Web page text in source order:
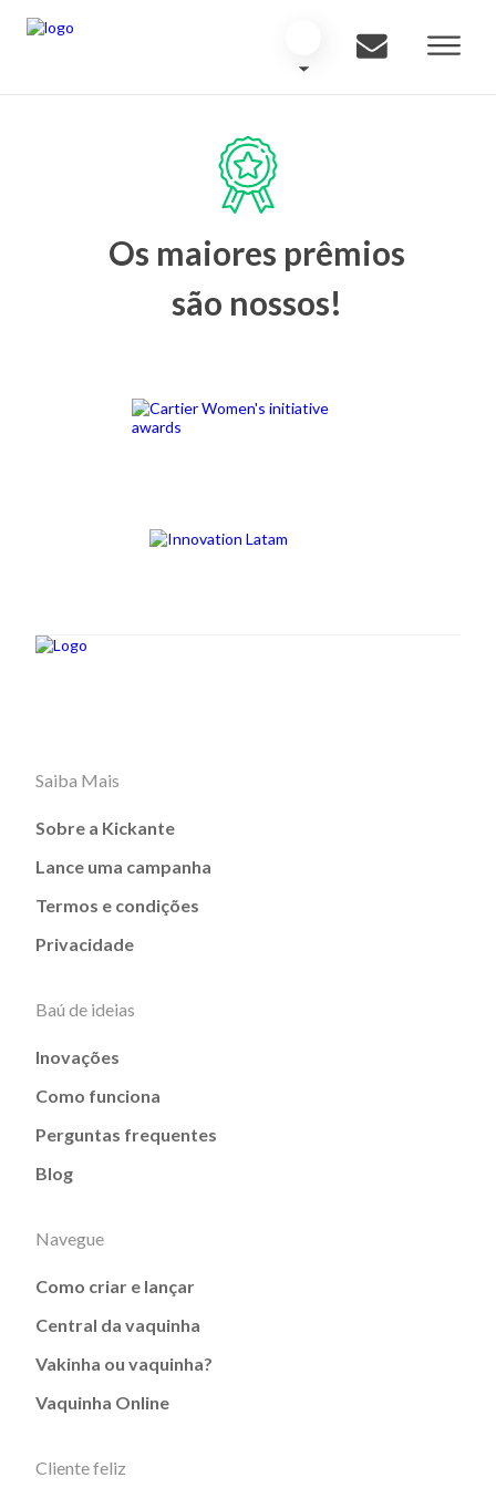
Os maiores prêmios
são nossos!
Saiba Mais
Sobre a Kickante
Lance uma campanha
Termos e condições
Privacidade
Baú de ideias
Inovações
Como funciona
Perguntas frequentes
Blog
Navegue
Como criar e lançar
Central da vaquinha
Vakinha ou vaquinha?
Vaquinha Online
Cliente feliz